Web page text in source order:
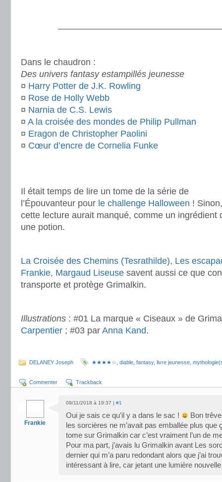
Dans le chaudron :
Des univers fantasy estampillés jeunesse
¤ Harry Potter de J.K. Rowling
¤ Rose de Holly Webb
¤ Narnia de C.S. Lewis
¤ A la croisée des mondes de Philip Pullman
¤ Eragon de Christopher Paolini
¤ Cœur d’encre de Cornelia Funke
Il était temps de lire un tome de la série de
l’Épouvanteur pour le challenge Halloween ! Sinon,
cette lecture aurait manqué, comme un ingrédient
une potion.
La Croisée des Chemins (Tesrathilde), Les
Frankie, Margaud Liseuse savent aussi ce que
transporte et protège Grimalkin.
Illustrations : #01 La marque « Ciseaux » de
Carpentier ; #03 par Anna Kand.
DELANEY Joseph ★★★★☆ diable fantasy, livre jeunesse
Commenter Trackback
Frankie
09/11/2018 à 19:37 | #1
Oui je sais ce qu’il y a dans le sac !
Bon
les sorcières ne m’avait pas emballée plus que
tome sur Grimalkin car c’est vraiment l’un de
Pour ma part, j’avais lu Grimalkin avant Les
dernier qui m’a paru redondant alors que j’ai
intéressant à lire, car jetant une lumière